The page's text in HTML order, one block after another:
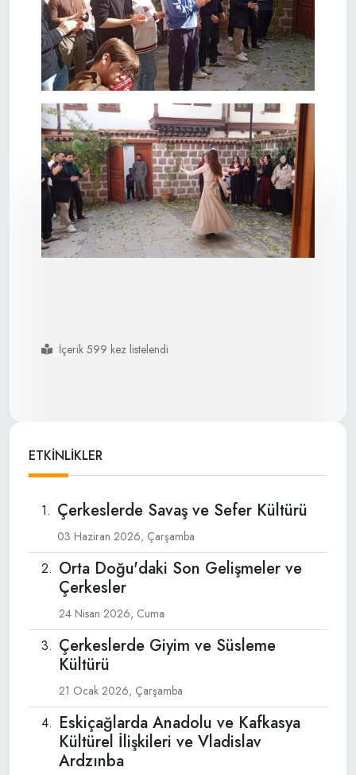
#gençler
#için
#kahvaltı
#programı
İçerik 599 kez listelendi
ETKİNLİKLER
Çerkeslerde Savaş ve Sefer Kültürü
03 Haziran 2026, Çarşamba
Orta Doğu'daki Son Gelişmeler ve
Çerkesler
24 Nisan 2026, Cuma
Çerkeslerde Giyim ve Süsleme
Kültürü
21 Ocak 2026, Çarşamba
Eskiçağlarda Anadolu ve Kafkasya
Kültürel İlişkileri ve Vladislav
Ardzınba